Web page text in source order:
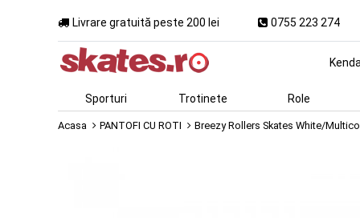
Livrare gratuită peste 200 lei 0755 223 274
Sporturi Trotinete Role
Acasa PANTOFI CU ROTI Breezy Rollers Skates White/